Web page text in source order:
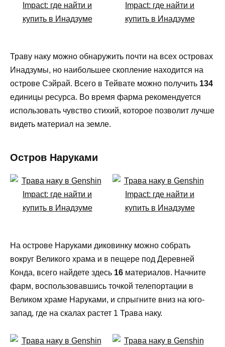
Траву наку можно обнаружить почти на всех островах
Инадзумы, но наибольшее скопление находится на
острове Сэйрай. Всего в Тейвате можно получить 134
единицы ресурса. Во время фарма рекомендуется
использовать чувство стихий, которое позволит лучше
видеть материал на земле.
Остров Наруками
На острове Наруками диковинку можно собрать
вокруг Великого храма и в пещере под Деревней
Конда, всего найдете здесь 16 материалов. Начните
фарм, воспользовавшись точкой телепортации в
Великом храме Наруками, и спрыгните вниз на юго-
запад, где на скалах растет 1 Трава наку.